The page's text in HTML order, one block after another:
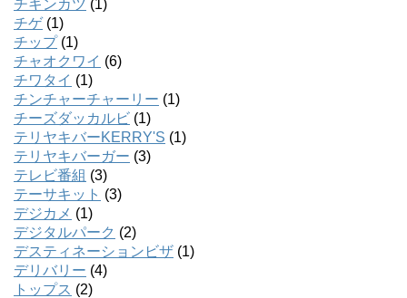
チキンカツ (1)
チゲ(1)
チップ(1)
チャオクワイ (6)
チワタイ (1)
チンチャーチャーリー (1)
チーズダッカルビ (1)
テリヤキバーKERRY'S (1)
テリヤキバーガー (3)
テレビ番組 (3)
テーサキット (3)
デジカメ (1)
デジタルパーク (2)
デスティネーションビザ (1)
デリバリー (4)
トップス (2)